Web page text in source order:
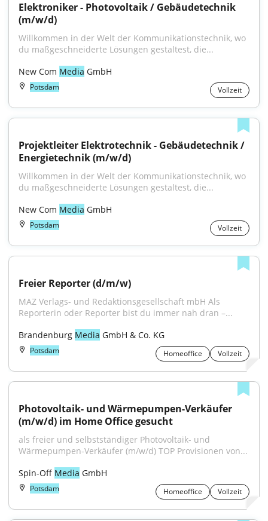
Elektroniker - Photovoltaik / Gebäudetechnik
(m/w/d)
Willkommen in der Welt der Kommunikationstechnik, wo
du maßgeschneiderte Lösungen gestaltest, die...
New Com Media GmbH
Potsdam Vollzeit
Projektleiter Elektrotechnik - Gebäudetechnik /
Energietechnik (m/w/d)
Willkommen in der Welt der Kommunikationstechnik, wo
du maßgeschneiderte Lösungen gestaltest, die...
New Com Media GmbH
Potsdam Vollzeit
Freier Reporter (d/m/w)
MAZ Verlags- und Redaktionsgesellschaft mbH Als
Reporterin oder Reporter bist du immer nah dran –...
Brandenburg Media GmbH & Co. KG
Potsdam Homeoffice Vollzeit
Photovoltaik- und Wärmepumpen-Verkäufer
(m/w/d) im Home Office gesucht
als freier und selbstständiger Photovoltaik- und
Wärmepumpen-Verkäufer (m/w/d) TOP Provisionen von...
Spin-Off Media GmbH
Potsdam Homeoffice Vollzeit